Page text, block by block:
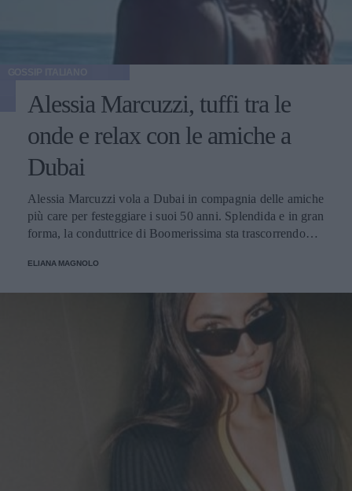
Alessia Marcuzzi, tuffi tra le
onde e relax con le amiche a
Dubai
Alessia Marcuzzi vola a Dubai in compagnia delle amiche
più care per festeggiare i suoi 50 anni. Splendida e in gran
forma, la conduttrice di Boomerissima sta trascorrendo
rilassanti e cene nei ristoranti più chic della città!
ELIANA MAGNOLO